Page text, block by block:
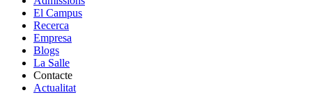
El Campus
Recerca
Empresa
Blogs
La Salle
Contacte
Actualitat